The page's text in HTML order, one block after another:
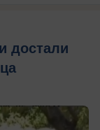
достали